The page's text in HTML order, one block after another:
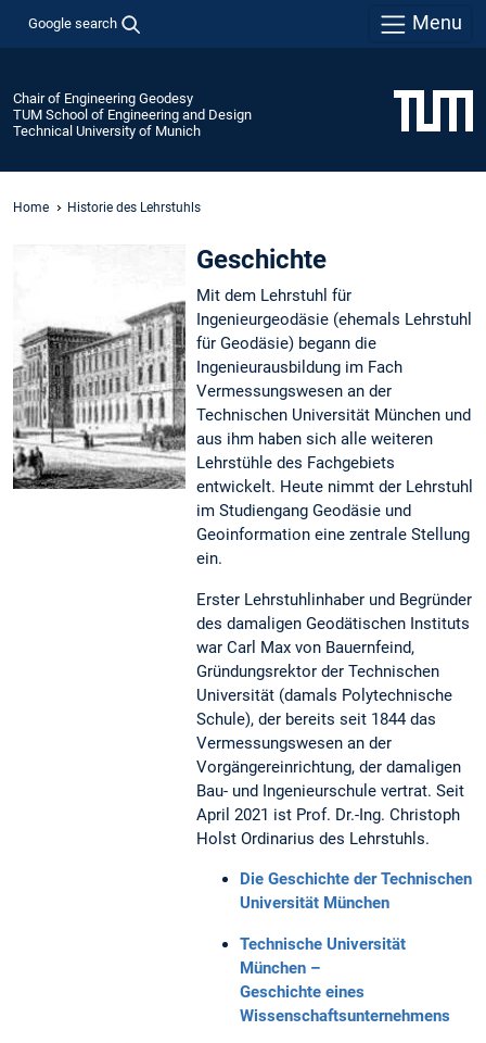
Google search Menu
Chair of Engineering Geodesy
TUM School of Engineering and Design
Technical University of Munich
Home Historie des Lehrstuhls
Geschichte
Mit dem Lehrstuhl für
Ingenieurgeodäsie (ehemals Lehrstuhl
für Geodäsie) begann die
Ingenieurausbildung im Fach
Vermessungswesen an der
Technischen Universität München und
aus ihm haben sich alle weiteren
Lehrstühle des Fachgebiets
entwickelt. Heute nimmt der Lehrstuhl
im Studiengang Geodäsie und
Geoinformation eine zentrale Stellung
ein.
Erster Lehrstuhlinhaber und Begründer
des damaligen Geodätischen Instituts
war Carl Max von Bauernfeind,
Gründungsrektor der Technischen
Universität (damals Polytechnische
Schule), der bereits seit 1844 das
Vermessungswesen an der
Vorgängereinrichtung, der damaligen
Bau- und Ingenieurschule vertrat. Seit
April 2021 ist Prof. Dr.-Ing. Christoph
Holst Ordinarius des Lehrstuhls.
Die Geschichte der Technischen
Universität München
Technische Universität
München –
Geschichte eines
Wissenschaftsunternehmens